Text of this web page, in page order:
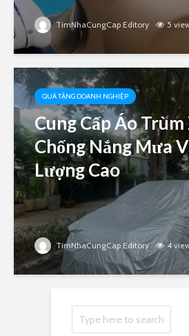
TimNhaCungCap Editory 5
QUÀ TẶNG DOANH NGHIỆP
Cung Cấp Áo Trùm
Chống Nắng Mưa
Lượng Cao
TimNhaCungCap Editory 4